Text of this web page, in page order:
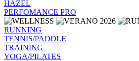
HAZEL
PERFOMANCE PRO
RUNNING
TENNIS/PADDLE
TRAINING
YOGA/PILATES